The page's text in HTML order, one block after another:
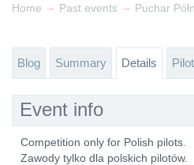
Home → Past events → Puchar
Blog Summary Details
Event info
Competition only for Polish pilots.
Zawody tylko dla polskich pilotów.